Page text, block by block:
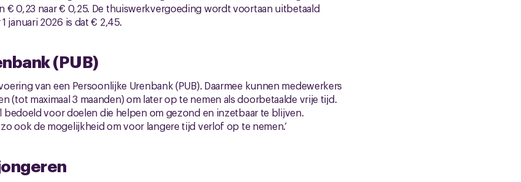
€ 0,23 naar € 0,25. De thuiswerkvergoeding wordt voortaan uitbetaald
januari 2026 is dat € 2,45.
(PUB)
van een Persoonlijke Urenbank (PUB). Daarmee kunnen medewerkers
(tot maximaal 3 maanden) om later op te nemen als doorbetaalde vrije tijd.
bedoeld voor doelen die helpen om gezond en inzetbaar te blijven.
ook de mogelijkheid om voor langere tijd verlof op te nemen.’